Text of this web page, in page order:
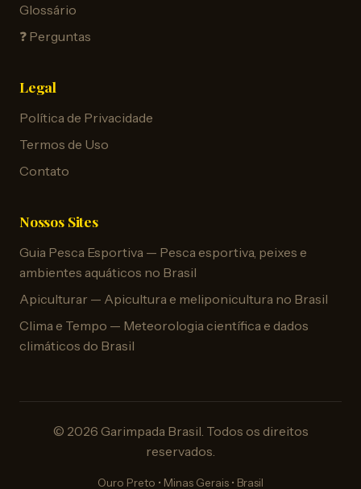
Glossário
❓ Perguntas
Legal
Política de Privacidade
Termos de Uso
Contato
Nossos Sites
Guia Pesca Esportiva — Pesca esportiva, peixes e
ambientes aquáticos no Brasil
Apiculturar — Apicultura e meliponicultura no Brasil
Clima e Tempo — Meteorologia científica e dados
climáticos do Brasil
© 2026 Garimpada Brasil. Todos os direitos
reservados.
Ouro Preto • Minas Gerais • Brasil